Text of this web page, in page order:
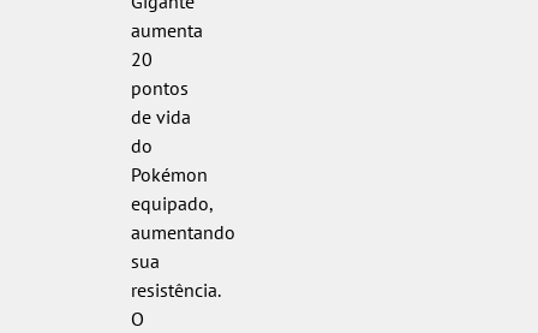
aumenta
20
pontos
de vida
do
Pokémon
equipado,
aumentando
sua
resistência.
O